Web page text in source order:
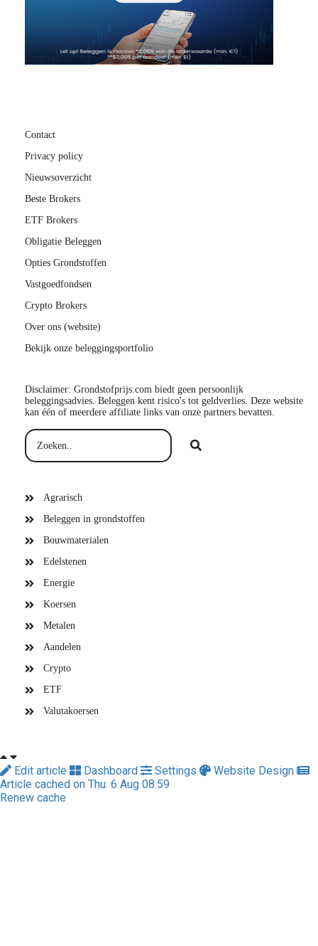
Contact
Privacy policy
Nieuwsoverzicht
Beste Brokers
ETF Brokers
Obligatie Beleggen
Opties Grondstoffen
Vastgoedfondsen
Crypto Brokers
Over ons (website)
Bekijk onze beleggingsportfolio
Disclaimer: Grondstofprijs.com biedt geen persoonlijk
beleggingsadvies. Beleggen kent risico's tot geldverlies. Deze website
kan één of meerdere affiliate links van onze partners bevatten.
Agrarisch
Beleggen in grondstoffen
Bouwmaterialen
Edelstenen
Energie
Koersen
Metalen
Aandelen
Crypto
ETF
Valutakoersen
Edit article Dashboard Settings
Website Design
Article cached on Thu. 6 Aug 08:59
Renew cache